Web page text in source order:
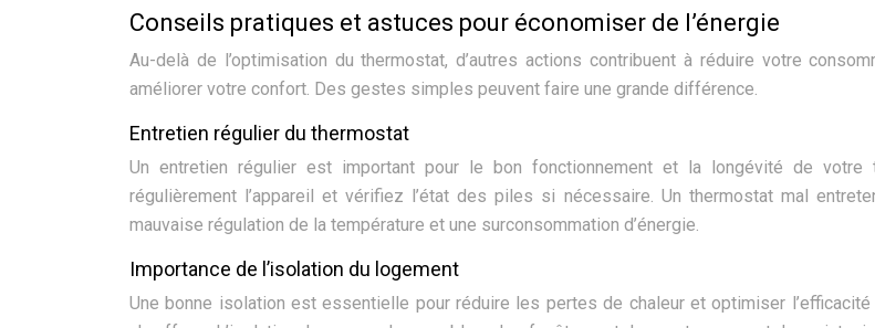
Conseils pratiques et astuces pour économiser de l’énergie
Au-delà de l’optimisation du thermostat, d’autres actions contribuent à réduire votre
améliorer votre confort. Des gestes simples peuvent faire une grande différence.
Entretien régulier du thermostat
Un entretien régulier est important pour le bon fonctionnement et la longévité de votre
régulièrement l’appareil et vérifiez l’état des piles si nécessaire. Un thermostat mal
mauvaise régulation de la température et une surconsommation d’énergie.
Importance de l’isolation du logement
Une bonne isolation est essentielle pour réduire les pertes de chaleur et optimiser